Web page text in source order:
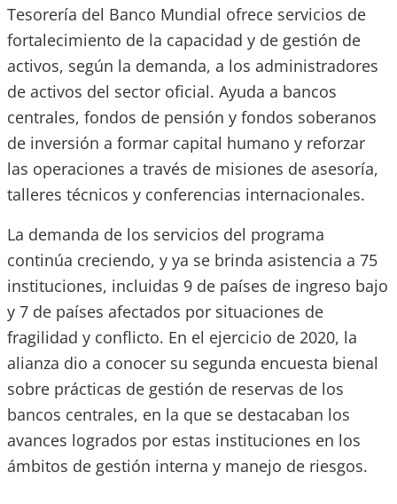
Tesorería del Banco Mundial ofrece servicios de
fortalecimiento de la capacidad y de gestión de
activos, según la demanda, a los administradores
de activos del sector oficial. Ayuda a bancos
centrales, fondos de pensión y fondos soberanos
de inversión a formar capital humano y reforzar
las operaciones a través de misiones de asesoría,
talleres técnicos y conferencias internacionales.
La demanda de los servicios del programa
continúa creciendo, y ya se brinda asistencia a 75
instituciones, incluidas 9 de países de ingreso bajo
y 7 de países afectados por situaciones de
fragilidad y conflicto. En el ejercicio de 2020, la
alianza dio a conocer su segunda encuesta bienal
sobre prácticas de gestión de reservas de los
bancos centrales, en la que se destacaban los
avances logrados por estas instituciones en los
ámbitos de gestión interna y manejo de riesgos.